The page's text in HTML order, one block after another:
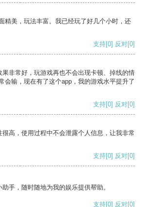
精美，玩法丰富。我已经玩了好几个小时，还
支持[0] 反对[0]
非常好，玩游戏再也不会出现卡顿、掉线的情
会输，现在有了这个app，我的游戏水平提升了
支持[0] 反对[0]
高，使用过程中不会泄露个人信息，让我非常
支持[0] 反对[0]
手，随时随地为我的娱乐提供帮助。
支持[0] 反对[0]